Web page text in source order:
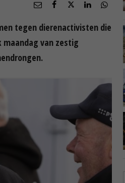
tegen dierenactivisten die
van zestig